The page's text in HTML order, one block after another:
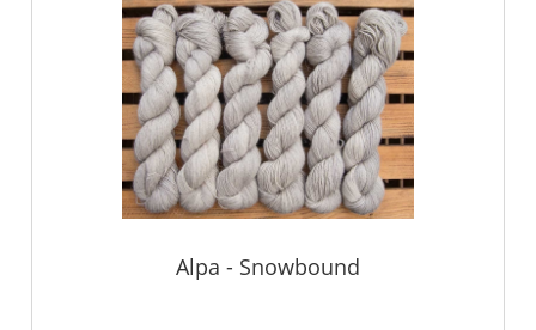
Alpa - Snowbound